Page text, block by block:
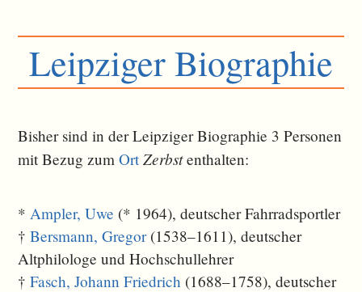
Leipziger Biographie
Bisher sind in der Leipziger Biographie 3 Personen
mit Bezug zumOrt Zerbstent­halten:
* Ampler, Uwe (* 1964), deutscher Fahrradsportler
†Bersmann, Gregor(1538–1611), deutscher
Altphilologe und Hochschullehrer
†Fasch, Johann Friedrich (1688–1758), deutscher